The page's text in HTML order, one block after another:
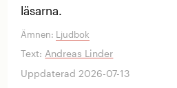
läsarna.
Ämnen: Ljudbok
Text: Andreas Linder
Uppdaterad 2026-07-13